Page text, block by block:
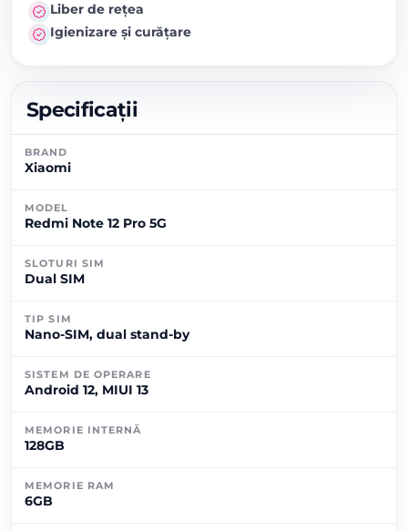
Liber de rețea
Igienizare și curățare
Specificații
BRAND
Xiaomi
MODEL
Redmi Note 12 Pro 5G
SLOTURI SIM
Dual SIM
TIP SIM
Nano-SIM, dual stand-by
SISTEM DE OPERARE
Android 12, MIUI 13
MEMORIE INTERNĂ
128GB
MEMORIE RAM
6GB